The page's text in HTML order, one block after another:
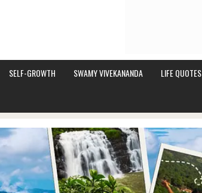
SELF-GROWTH SWAMY VIVEKANANDA LIFE QUOTES